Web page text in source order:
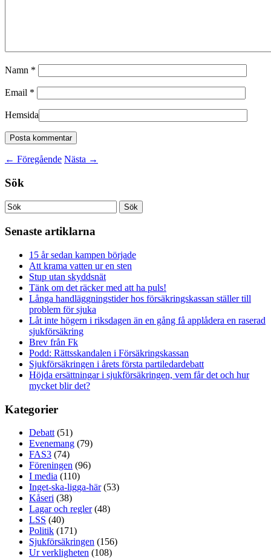
Namn *
Email *
Hemsida
← Föregående Nästa →
Sök
Senaste artiklarna
15 år sedan kampen började
Att krama vatten ur en sten
Stup utan skyddsnät
Tänk om det räcker med att ha puls!
Långa handläggningstider hos försäkringskassan ställer till
problem för sjuka
Låt inte högern i riksdagen än en gång få applådera en raserad
sjukförsäkring
Brev från Fk
Podd: Rättsskandalen i Försäkringskassan
Sjukförsäkringen i årets första partiledardebatt
Höjda ersättningar i sjukförsäkringen, vem får det och hur
mycket blir det?
Kategorier
Debatt (51)
Evenemang (79)
FAS3 (74)
Föreningen (96)
I media (110)
Inget-ska-ligga-här(53)
Kåseri (38)
Lagar och regler(48)
LSS (40)
Politik (171)
Sjukförsäkringen (156)
Ur verkligheten (108)